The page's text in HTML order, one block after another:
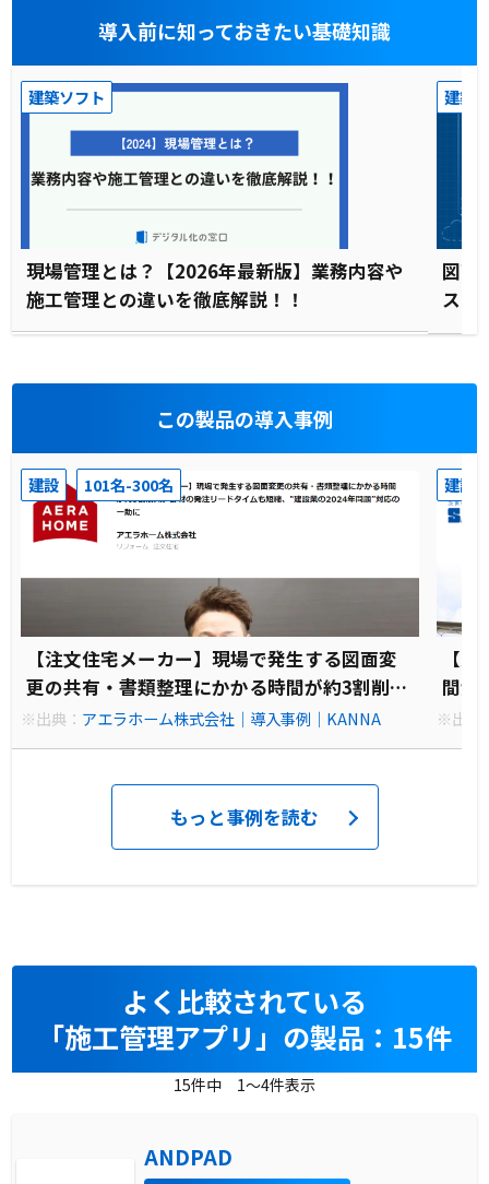
導入前に知っておきたい基礎知識
建築ソフト
現場管理とは？【2026年最新版】業務内容や
施工管理との違いを徹底解説！！
建築
図面
ステ
この製品の導入事例
建設 101名-300名
【注文住宅メーカー】現場で発生する図面変
更の共有・書類整理にかかる時間が約3割削
減。部材の発注リードタイムも短縮、‟建設業
の2024年問題”対応の一助に
※出典： アエラホーム株式会社｜導入事例｜KANNA
建設
【
間が
が生
※出典
もっと事例を読む
よく比較されている
「施工管理アプリ」の製品：15件
15件中 1～4件表示
ANDPAD